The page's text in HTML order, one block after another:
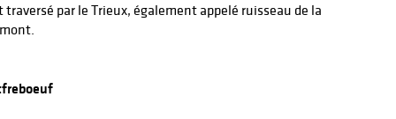
par le Trieux, également appelé ruisseau de la